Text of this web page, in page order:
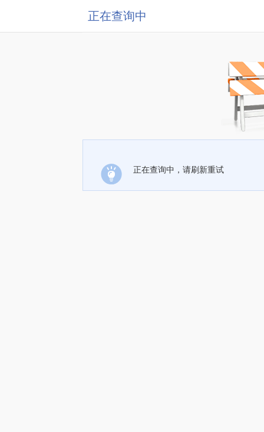
正在查询中
正在查询中，请刷新重试